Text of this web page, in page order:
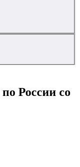
по России со